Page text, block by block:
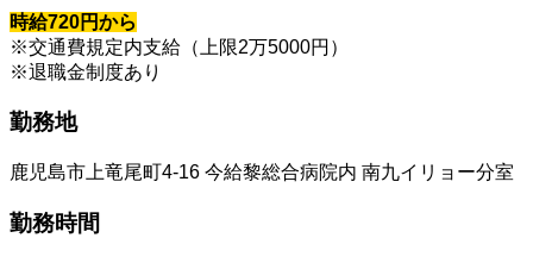
時給720円から
※交通費規定内支給（上限2万5000円）
※退職金制度あり
勤務地
鹿児島市上竜尾町4-16 今給黎総合病院内 南九イリョー分室
勤務時間